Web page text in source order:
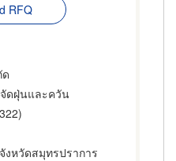
RFQ
ดฝุ่นและควัน
จังหวัดสมุทรปราการ